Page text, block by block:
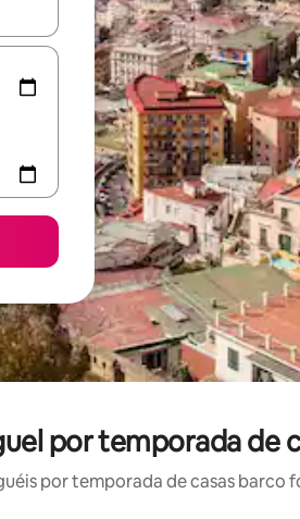
os usando as seta para cima e
por temporada de
por temporada de casas